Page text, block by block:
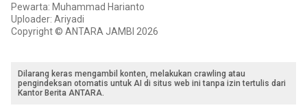
Pewarta: Muhammad Harianto
Uploader: Ariyadi
Copyright © ANTARA JAMBI 2026
Dilarang keras mengambil konten, melakukan crawling atau
pengindeksan otomatis untuk AI di situs web ini tanpa izin tertulis dari
Kantor Berita ANTARA.